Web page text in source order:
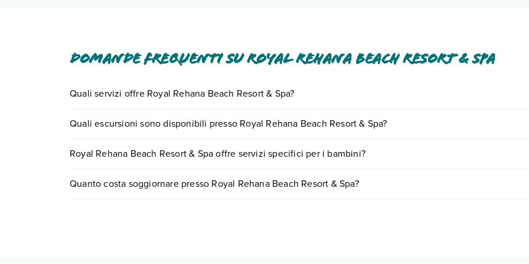
Domande frequenti su Royal Rehana Beach Resort & Spa
Quali servizi offre Royal Rehana Beach Resort & Spa?
aree comuni.
Quali escursioni sono disponibili presso Royal Rehana Beach Resort & Spa?
chiamando il numero 0721.17231 oprenotando un appuntamento
Royal Rehana Beach Resort & Spa offre servizi specifici per i bambini?
Scopri maggiori dettagli nel paragrafo dedicato "Info e descrizione".
Quanto costa soggiornare presso Royal Rehana Beach Resort & Spa?